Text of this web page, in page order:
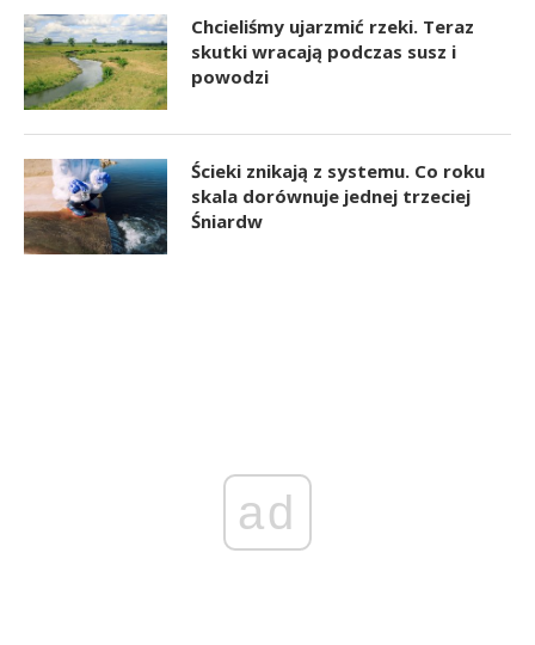
Chcieliśmy ujarzmić rzeki. Teraz
skutki wracają podczas susz i
powodzi
Ścieki znikają z systemu. Co roku
skala dorównuje jednej trzeciej
Śniardw
ad